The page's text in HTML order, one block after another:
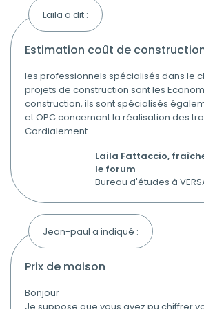
Laila a dit :
estimation coût de
les professionnels spécialisés dans le
projets de construction sont les
construction, ils sont spécialisés
et OPC concernant la réalisation des
Cordialement
Laila Fattaccio,
le forum
Bureau d'études à
Jean-paul a indiqué :
prix de maison
Bonjour
Je suppose que vous avez pu chiffrer